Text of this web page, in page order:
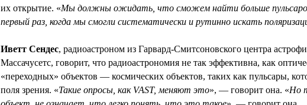
их открытие. «Мы должны ожидать, что сможем найти больше
первый раз, когда мы смогли систематически и рутинно искать
Иветт Сендес, радиоастроном из Гарвард-Смитсоновского центра
Массачусетс, говорит, что радиоастрономия не так эффективна, как
«переходных» объектов — космических объектов, таких как пульсары,
поля зрения. «Такие опросы, как VAST, меняют это», — говорит она. «Но